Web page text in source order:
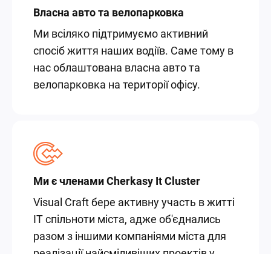
Власна авто та велопарковка
Ми всіляко підтримуємо активний
спосіб життя наших водіїв. Саме тому в
нас облаштована власна авто та
велопарковка на території офісу.
Ми є членами Cherkasy It Cluster
Visual Craft бере активну участь в житті
IT спільноти міста, адже об'єднались
разом з іншими компаніями міста для